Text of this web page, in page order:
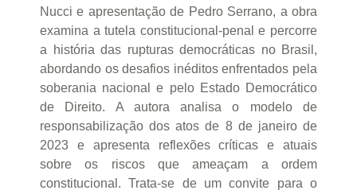
Nucci e apresentação de Pedro Serrano, a obra
examina a tutela constitucional-penal e percorre
a história das rupturas democráticas no Brasil,
abordando os desafios inéditos enfrentados pela
soberania nacional e pelo Estado Democrático
de Direito. A autora analisa o modelo de
responsabilização dos atos de 8 de janeiro de
2023 e apresenta reflexões críticas e atuais
sobre os riscos que ameaçam a ordem
constitucional. Trata-se de um convite para o